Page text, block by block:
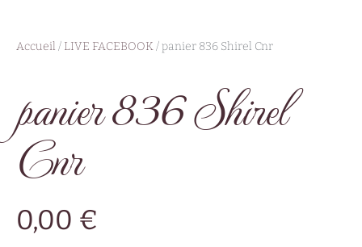
Accueil/ LIVE FACEBOOK/ panier 836 Shirel Cnr
panier 836 Shirel
Cnr
0,00 €